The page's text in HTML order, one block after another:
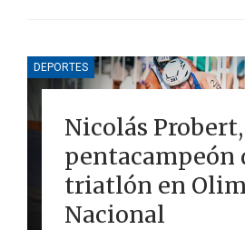
DEPORTES
Nicolás Probert,
pentacampeón
triatlón en
Nacional